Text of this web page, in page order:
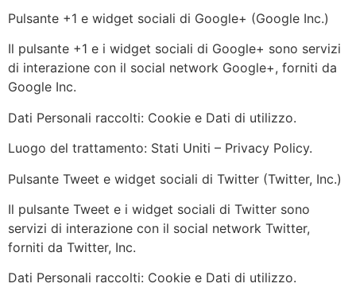
Pulsante +1 e widget sociali di Google+ (Google Inc.)
Il pulsante +1 e i widget sociali di Google+ sono servizi
di interazione con il social network Google+, forniti da
Google Inc.
Dati Personali raccolti: Cookie e Dati di utilizzo.
Luogo del trattamento: Stati Uniti – Privacy Policy.
Pulsante Tweet e widget sociali di Twitter (Twitter, Inc.)
Il pulsante Tweet e i widget sociali di Twitter sono
servizi di interazione con il social network Twitter,
forniti da Twitter, Inc.
Dati Personali raccolti: Cookie e Dati di utilizzo.